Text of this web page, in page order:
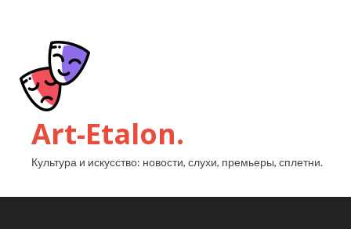
Art-Etalon.
Культура и искусство: новости, слухи, премьеры, сплетни.